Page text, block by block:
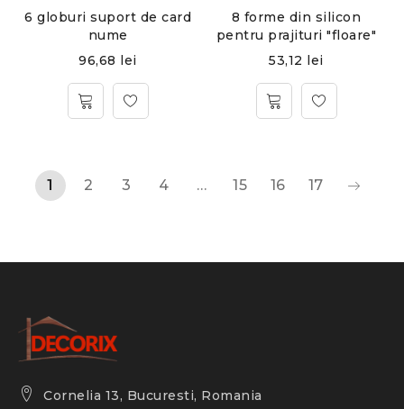
6 globuri suport de card
nume
96,68 lei
8 forme din silicon
pentru prajituri "floare"
53,12 lei
1 2 3 4 … 15 16 17
Cornelia 13, Bucuresti, Romania